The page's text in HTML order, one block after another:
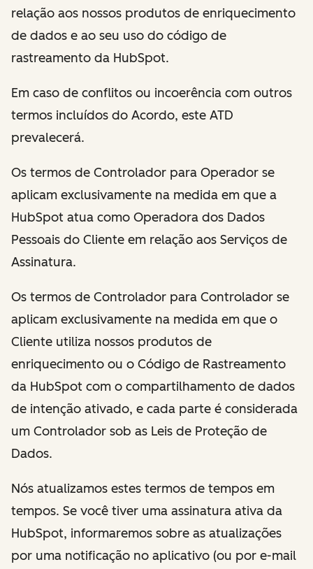
relação aos nossos produtos de enriquecimento
de dados e ao seu uso do código de
rastreamento da HubSpot.
Em caso de conflitos ou incoerência com outros
termos incluídos do Acordo, este ATD
prevalecerá.
Os termos de Controlador para Operador se
aplicam exclusivamente na medida em que a
HubSpot atua como Operadora dos Dados
Pessoais do Cliente em relação aos Serviços de
Assinatura.
Os termos de Controlador para Controlador se
aplicam exclusivamente na medida em que o
Cliente utiliza nossos produtos de
enriquecimento ou o Código de Rastreamento
da HubSpot com o compartilhamento de dados
de intenção ativado, e cada parte é considerada
um Controlador sob as Leis de Proteção de
Dados.
Nós atualizamos estes termos de tempos em
tempos. Se você tiver uma assinatura ativa da
HubSpot, informaremos sobre as atualizações
por uma notificação no aplicativo (ou por e-mail